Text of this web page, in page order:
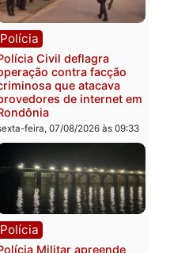
Polícia
Polícia Federal apreende
400 quilos de drogas e
prende motorista em RO
sexta-feira, 07/08/2026 às
Polícia